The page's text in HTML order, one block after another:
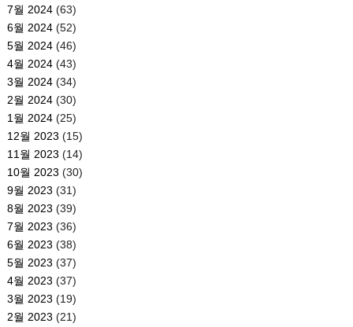
7월 2024(63)
6월 2024(52)
5월 2024(46)
4월 2024(43)
3월 2024(34)
2월 2024(30)
1월 2024(25)
12월 2023 (15)
11월 2023 (14)
10월 2023 (30)
9월 2023 (31)
8월 2023 (39)
7월 2023 (36)
6월 2023 (38)
5월 2023 (37)
4월 2023 (37)
3월 2023 (19)
2월 2023 (21)